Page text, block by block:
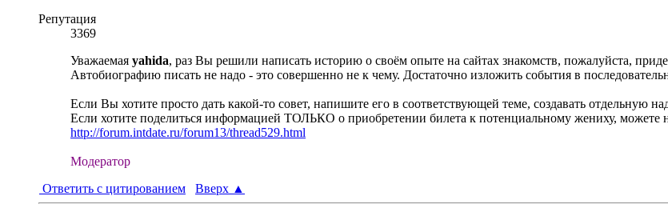
Репутация
3369
Уважаемая yahida, раз Вы решили написать историю о своём опыте на сайтах знакомств, пожалуйста,
Автобиографию писать не надо - это совершенно не к чему. Достаточно изложить события в
Если Вы хотите просто дать какой-то совет, напишите его в соответствующей теме, создавать отдельную
Если хотите поделиться информацией ТОЛЬКО о приобретении билета к потенциальному жениху, можете
http://forum.intdate.ru/forum13/thread529.html
Модератор
Ответить с цитированием
Вверх ▲